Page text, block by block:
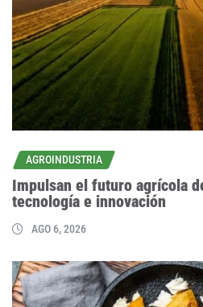
AGROINDUSTRIA
Impulsan el futuro agrícola
tecnología e innovación
AGO 6, 2026